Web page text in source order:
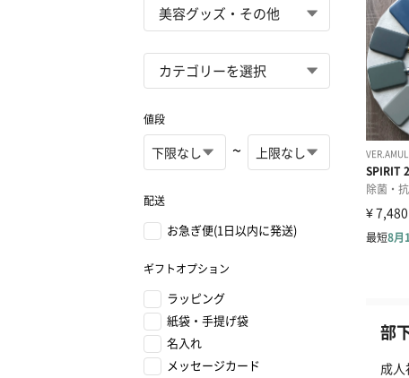
値段
~
配送
お急ぎ便(1日以内に発送)
ギフトオプション
ラッピング
紙袋・手提げ袋
名入れ
メッセージカード
部
成